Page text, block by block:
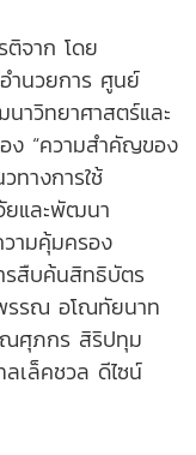
ติจาก โดย
ำนวยการ ศูนย์
าวิทยาศาสตร์และ
อง “ความสำคัญของ
างการใช้
ยและพัฒนา
ามคุ้มครอง
สืบค้นสิทธิบัตร
รรณ อโณทัยนาท
ณศุภกร สิริปทุม
เล็คชวล ดีไซน์